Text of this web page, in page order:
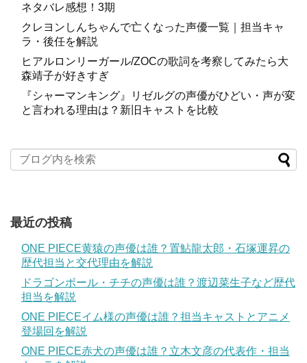
ネタバレ感想！3期
クレヨンしんちゃんで亡くなった声優一覧｜担当キャ
ラ・後任を解説
ヒアルロンリーガール/ZOCの歌詞を考察してみたら大
森靖子が好きすぎ
『シャーマンキング』リゼルグの声優がひどい・声が変
と言われる理由は？新旧キャストを比較
最近の投稿
ONE PIECE黄猿の声優は誰？置鮎龍太郎・石塚運昇の
歴代担当と交代理由を解説
ドラゴンボール・チチの声優は誰？渡辺菜生子など歴代
担当を解説
ONE PIECEイム様の声優は誰？担当キャストとアニメ
登場回を解説
ONE PIECE赤犬の声優は誰？立木文彦の代表作・担当